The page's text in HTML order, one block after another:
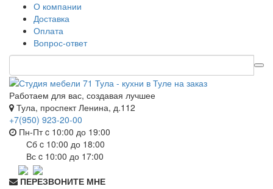
О компании
Доставка
Оплата
Вопрос-ответ
Работаем для вас, создавая лучшее
Тула, проспект Ленина, д.112
+7(950) 923-20-00
Пн-Пт c 10:00 до 19:00
Сб c 10:00 до 18:00
Вс c 10:00 до 17:00
ПЕРЕЗВОНИТЕ МНЕ